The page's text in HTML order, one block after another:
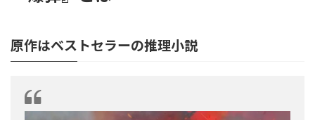
原作はベストセラーの推理小説